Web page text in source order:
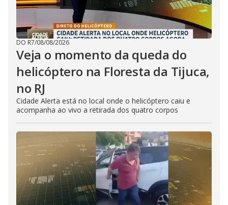
DO R7/08/08/2026
Veja o momento da queda do
helicóptero na Floresta da Tijuca,
no RJ
Cidade Alerta está no local onde o helicóptero caiu e
acompanha ao vivo a retirada dos quatro corpos